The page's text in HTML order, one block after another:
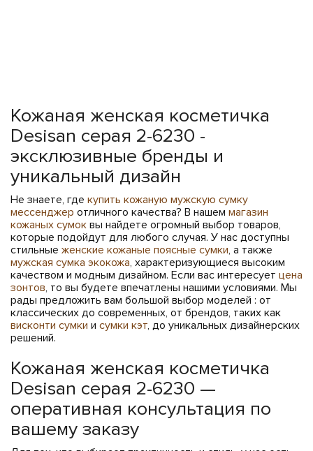
Кожаная женская косметичка
Desisan серая 2-6230 -
эксклюзивные бренды и
уникальный дизайн
Не знаете, где купить кожаную мужскую сумку
мессенджер отличного качества? В нашем магазин
кожаных сумок вы найдете огромный выбор товаров,
которые подойдут для любого случая. У нас доступны
стильные женские кожаные поясные сумки, а также
мужская сумка экокожа, характеризующиеся высоким
качеством и модным дизайном. Если вас интересует цена
зонтов, то вы будете впечатлены нашими условиями. Мы
рады предложить вам большой выбор моделей : от
классических до современных, от брендов, таких как
висконти сумки и сумки кэт, до уникальных дизайнерских
решений.
Кожаная женская косметичка
Desisan серая 2-6230 —
оперативная консультация по
вашему заказу